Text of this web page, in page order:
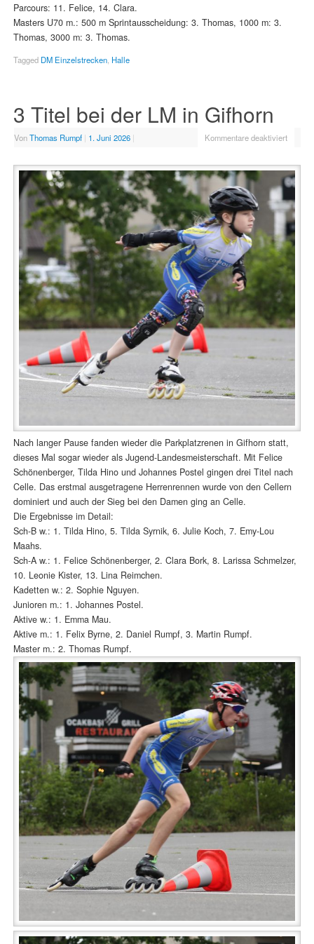
Parcours: 11. Felice, 14. Clara.
Masters U70 m.: 500 m Sprintausscheidung: 3. Thomas, 1000 m: 3.
Thomas, 3000 m: 3. Thomas.
Tagged DM Einzelstrecken, Halle
3 Titel bei der LM in Gifhorn
VonThomas Rumpf | 1. Juni 2026 | Kommentare deaktiviert
Nach langer Pause fanden wieder die Parkplatzrenen in Gifhorn statt,
dieses Mal sogar wieder als Jugend-Landesmeisterschaft. Mit Felice
Schönenberger, Tilda Hino und Johannes Postel gingen drei Titel nach
Celle. Das erstmal ausgetragene Herrenrennen wurde von den Cellern
dominiert und auch der Sieg bei den Damen ging an Celle.
Die Ergebnisse im Detail:
Sch-B w.: 1. Tilda Hino, 5. Tilda Syrnik, 6. Julie Koch, 7. Emy-Lou
Maahs.
Sch-A w.: 1. Felice Schönenberger, 2. Clara Bork, 8. Larissa Schmelzer,
10. Leonie Kister, 13. Lina Reimchen.
Kadetten w.: 2. Sophie Nguyen.
Junioren m.: 1. Johannes Postel.
Aktive w.: 1. Emma Mau.
Aktive m.: 1. Felix Byrne, 2. Daniel Rumpf, 3. Martin Rumpf.
Master m.: 2. Thomas Rumpf.